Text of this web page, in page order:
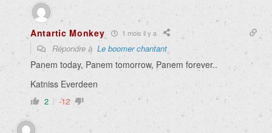
Antartic Monkey 1 mois il y a
Répondre à Le boomer chantant
Panem today, Panem tomorrow, Panem forever..
Katniss Everdeen
2 -12